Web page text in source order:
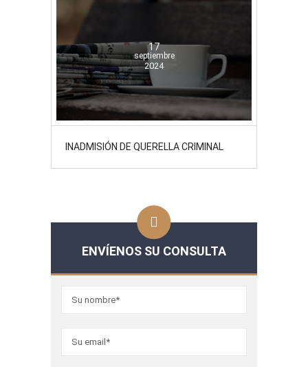
17
septiembre
2024
INADMISIÓN DE QUERELLA CRIMINAL
ENVÍENOS SU CONSULTA